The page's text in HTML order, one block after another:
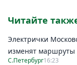
Читайте
Электрички
изменят маршруты
С.Петербург16:23